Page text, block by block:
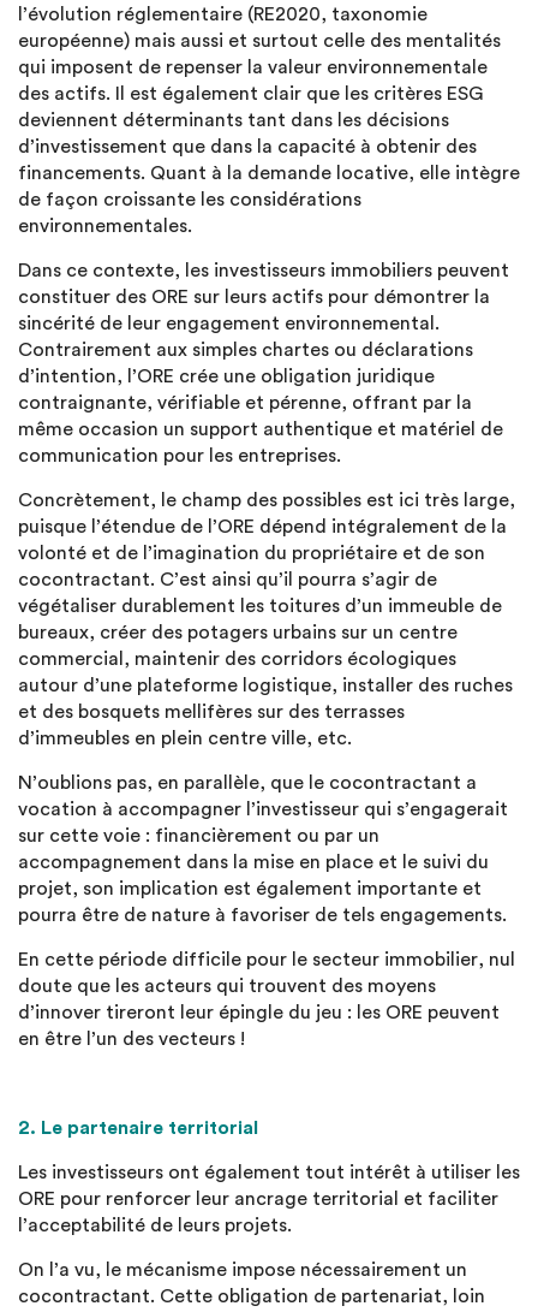
l’évolution réglementaire (RE2020, taxonomie
européenne) mais aussi et surtout celle des mentalités
qui imposent de repenser la valeur environnementale
des actifs. Il est également clair que les critères ESG
deviennent déterminants tant dans les décisions
d’investissement que dans la capacité à obtenir des
financements. Quant à la demande locative, elle intègre
de façon croissante les considérations
environnementales.
Dans ce contexte, les investisseurs immobiliers peuvent
constituer des ORE sur leurs actifs pour démontrer la
sincérité de leur engagement environnemental.
Contrairement aux simples chartes ou déclarations
d’intention, l’ORE crée une obligation juridique
contraignante, vérifiable et pérenne, offrant par la
même occasion un support authentique et matériel de
communication pour les entreprises.
Concrètement, le champ des possibles est ici très large,
puisque l’étendue de l’ORE dépend intégralement de la
volonté et de l’imagination du propriétaire et de son
cocontractant. C’est ainsi qu’il pourra s’agir de
végétaliser durablement les toitures d’un immeuble de
bureaux, créer des potagers urbains sur un centre
commercial, maintenir des corridors écologiques
autour d’une plateforme logistique, installer des ruches
et des bosquets mellifères sur des terrasses
d’immeubles en plein centre ville, etc.
N’oublions pas, en parallèle, que le cocontractant a
vocation à accompagner l’investisseur qui s’engagerait
sur cette voie : financièrement ou par un
accompagnement dans la mise en place et le suivi du
projet, son implication est également importante et
pourra être de nature à favoriser de tels engagements.
En cette période difficile pour le secteur immobilier, nul
doute que les acteurs qui trouvent des moyens
d’innover tireront leur épingle du jeu : les ORE peuvent
en être l’un des vecteurs !
2. Le partenaire territorial
Les investisseurs ont également tout intérêt à utiliser les
ORE pour renforcer leur ancrage territorial et faciliter
l’acceptabilité de leurs projets.
On l’a vu, le mécanisme impose nécessairement un
cocontractant. Cette obligation de partenariat, loin